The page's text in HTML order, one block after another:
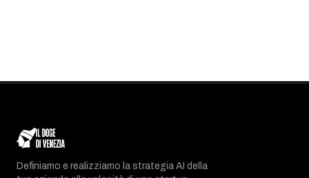
Definiamo e realizziamo la strategia AI della